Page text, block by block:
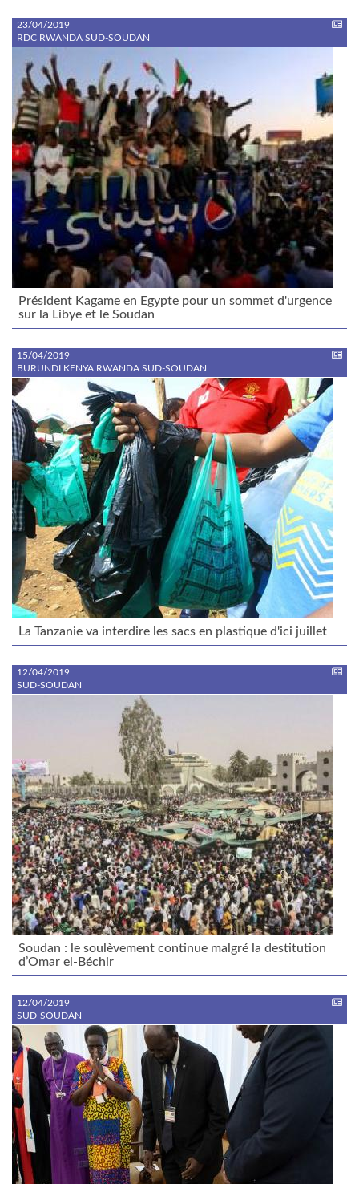
23/04/2019
RDC RWANDA SUD-SOUDAN
Président Kagame en Egypte pour un sommet d'urgence
sur la Libye et le Soudan
15/04/2019
BURUNDI KENYA RWANDA SUD-SOUDAN
La Tanzanie va interdire les sacs en plastique d'ici juillet
12/04/2019
SUD-SOUDAN
Soudan : le soulèvement continue malgré la destitution
d’Omar el-Béchir
12/04/2019
SUD-SOUDAN